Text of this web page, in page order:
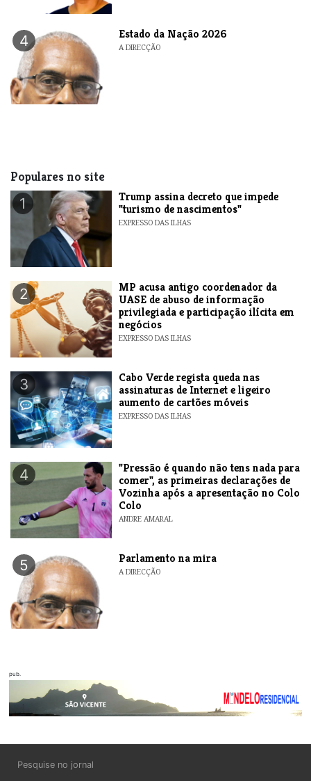
4 Estado da Nação 2026
A DIRECÇÃO
Populares no site
1
Trump assina decreto que impede
"turismo de nascimentos"
EXPRESSO DAS ILHAS
2
MP acusa antigo coordenador da
UASE de abuso de informação
privilegiada e participação ilícita em
negócios
EXPRESSO DAS ILHAS
3
Cabo Verde regista queda nas
assinaturas de Internet e ligeiro
aumento de cartões móveis
EXPRESSO DAS ILHAS
4
"Pressão é quando não tens nada para
comer", as primeiras declarações de
Vozinha após a apresentação no Colo
Colo
ANDRE AMARAL
5 Parlamento na mira
A DIRECÇÃO
pub.
Pesquise no jornal